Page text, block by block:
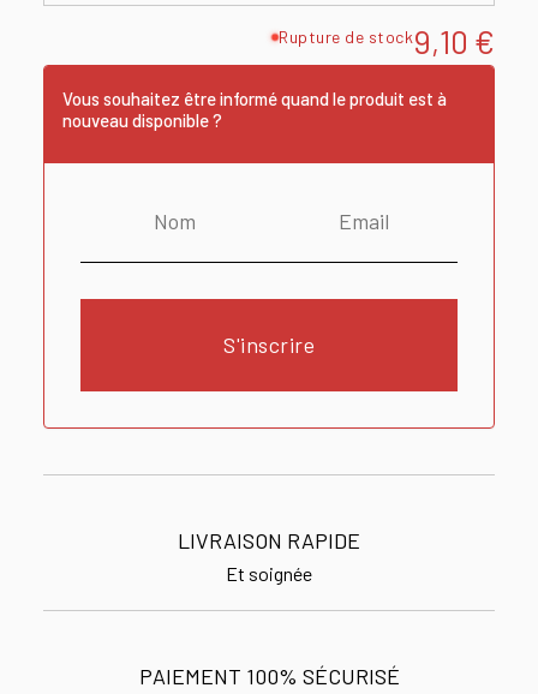
9,10 €
Rupture de stock
Vous souhaitez être informé quand le produit est à
nouveau disponible ?
S'inscrire
LIVRAISON RAPIDE
Et soignée
PAIEMENT 100% SÉCURISÉ